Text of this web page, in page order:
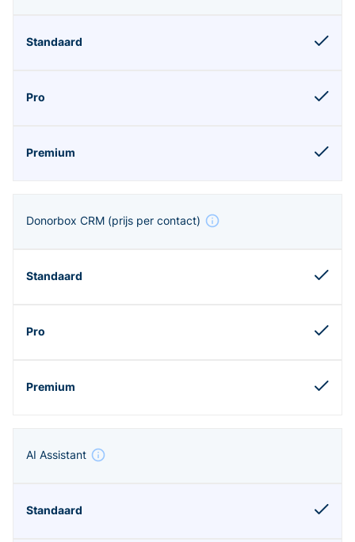
Donorbox CRM (prijs per contact)
AI Assistant